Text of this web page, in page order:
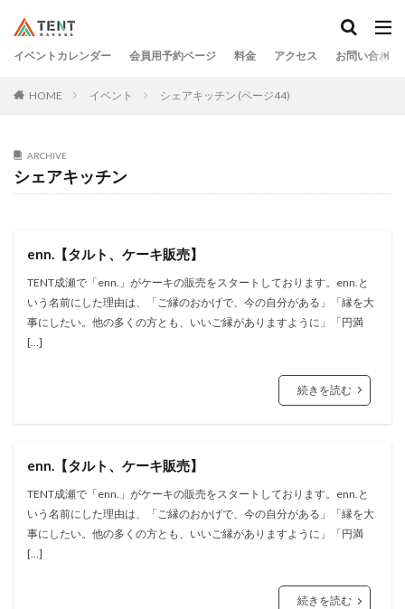
イベントカレンダー 会員用予約ページ 料金 アクセス お問い合わせ
HOME イベント シェアキッチン (ページ44)
ARCHIVE
シェアキッチン
enn.【タルト、ケーキ販売】
TENT成瀬で「enn.」がケーキの販売をスタートしております。enn.と
いう名前にした理由は、「ご縁のおかげで、今の自分がある」「縁を大
事にしたい。他の多くの方とも、いいご縁がありますように」「円満
[…]
続きを読む
enn.【タルト、ケーキ販売】
TENT成瀬で「enn.」がケーキの販売をスタートしております。enn.と
いう名前にした理由は、「ご縁のおかげで、今の自分がある」「縁を大
事にしたい。他の多くの方とも、いいご縁がありますように」「円満
[…]
続きを読む